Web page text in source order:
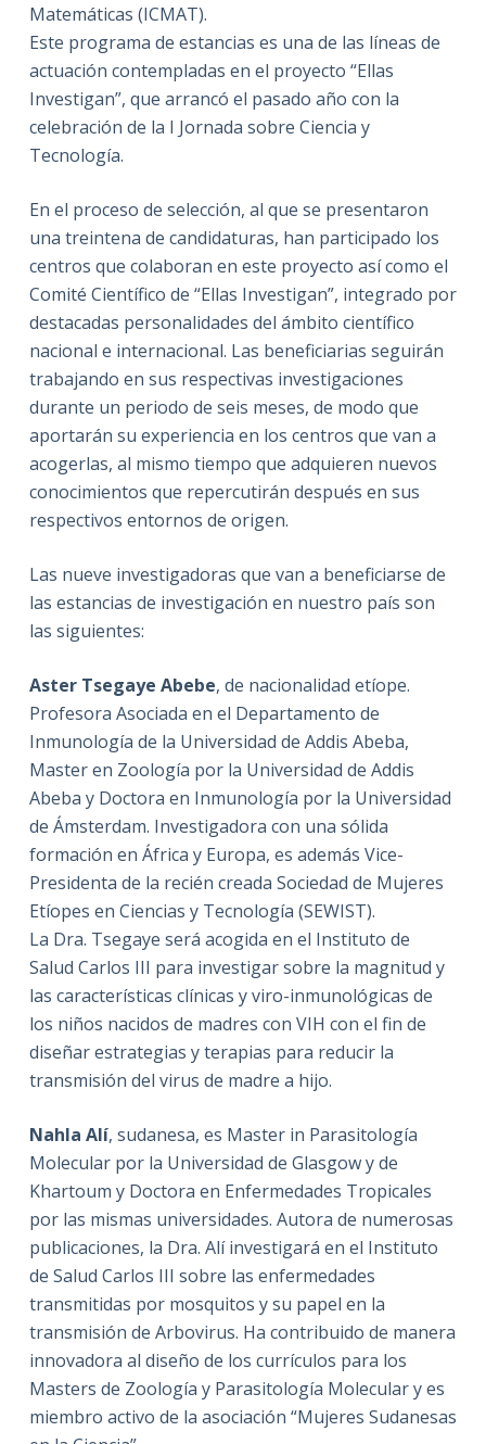
Matemáticas (ICMAT).
Este programa de estancias es una de las líneas de
actuación contempladas en el proyecto “Ellas
Investigan”, que arrancó el pasado año con la
celebración de la I Jornada sobre Ciencia y
Tecnología.
En el proceso de selección, al que se presentaron
una treintena de candidaturas, han participado los
centros que colaboran en este proyecto así como el
Comité Científico de “Ellas Investigan”, integrado por
destacadas personalidades del ámbito científico
nacional e internacional. Las beneficiarias seguirán
trabajando en sus respectivas investigaciones
durante un periodo de seis meses, de modo que
aportarán su experiencia en los centros que van a
acogerlas, al mismo tiempo que adquieren nuevos
conocimientos que repercutirán después en sus
respectivos entornos de origen.
Las nueve investigadoras que van a beneficiarse de
las estancias de investigación en nuestro país son
las siguientes:
Aster Tsegaye Abebe, de nacionalidad etíope.
Profesora Asociada en el Departamento de
Inmunología de la Universidad de Addis Abeba,
Master en Zoología por la Universidad de Addis
Abeba y Doctora en Inmunología por la Universidad
de Ámsterdam. Investigadora con una sólida
formación en África y Europa, es además Vice-
Presidenta de la recién creada Sociedad de Mujeres
Etíopes en Ciencias y Tecnología (SEWIST).
La Dra. Tsegaye será acogida en el Instituto de
Salud Carlos III para investigar sobre la magnitud y
las características clínicas y viro-inmunológicas de
los niños nacidos de madres con VIH con el fin de
diseñar estrategias y terapias para reducir la
transmisión del virus de madre a hijo.
Nahla Alí, sudanesa, es Master in Parasitología
Molecular por la Universidad de Glasgow y de
Khartoum y Doctora en Enfermedades Tropicales
por las mismas universidades. Autora de numerosas
publicaciones, la Dra. Alí investigará en el Instituto
de Salud Carlos III sobre las enfermedades
transmitidas por mosquitos y su papel en la
transmisión de Arbovirus. Ha contribuido de manera
innovadora al diseño de los currículos para los
Masters de Zoología y Parasitología Molecular y es
miembro activo de la asociación “Mujeres Sudanesas